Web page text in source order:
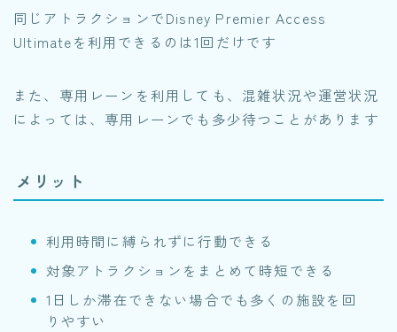
同じアトラクションでDisney Premier Access
Ultimateを利用できるのは1回だけです
また、専用レーンを利用しても、混雑状況や運営状況
によっては、専用レーンでも多少待つことがあります
メリット
利用時間に縛られずに行動できる
対象アトラクションをまとめて時短できる
1日しか滞在できない場合でも多くの施設を回
りやすい